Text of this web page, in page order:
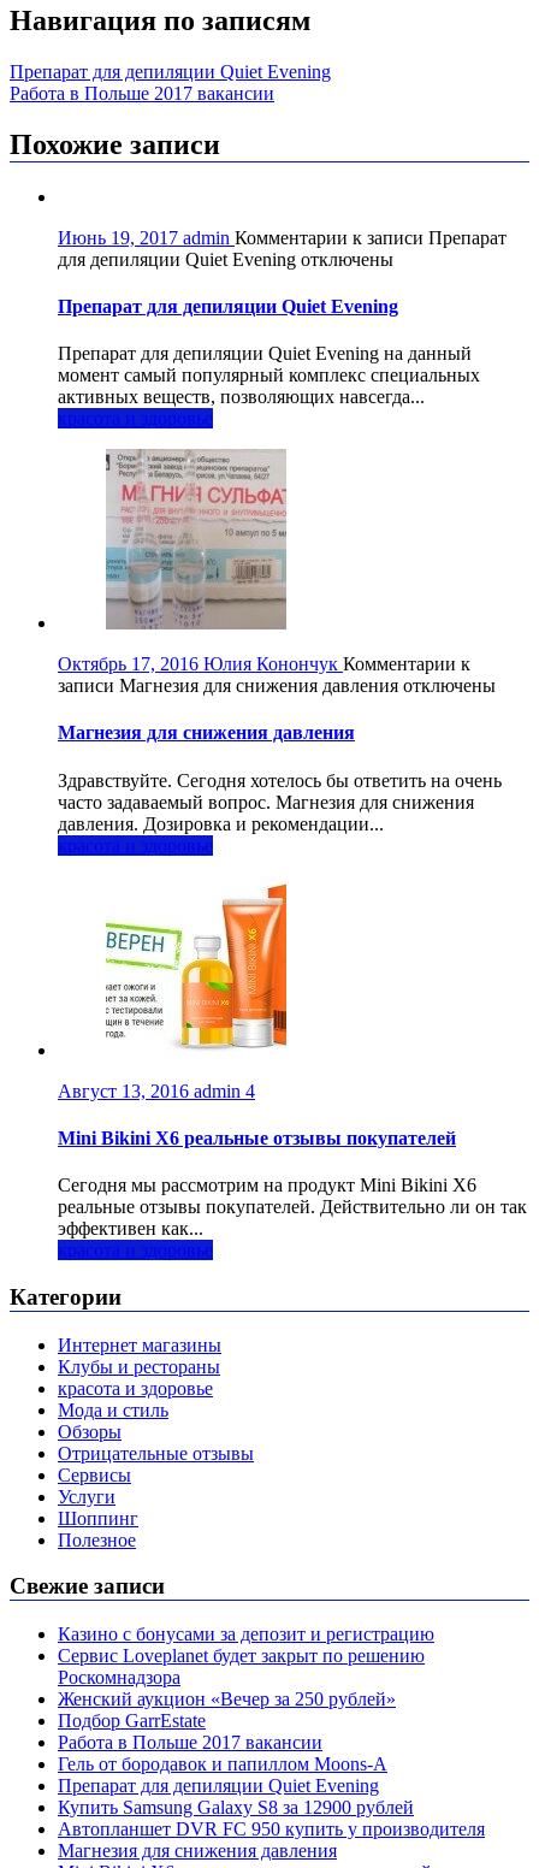
Навигация по записям
Препарат для депиляции Quiet Evening
Работа в Польше 2017 вакансии
Похожие записи
Июнь 19, 2017 admin Комментарии к записи Препарат
для депиляции Quiet Evening отключены
Препарат для депиляции Quiet Evening
Препарат для депиляции Quiet Evening на данный
момент самый популярный комплекс специальных
активных веществ, позволяющих навсегда...
красота и здоровье
Октябрь 17, 2016 Юлия Конончук Комментарии к
записи Магнезия для снижения давления отключены
Магнезия для снижения давления
Здравствуйте. Сегодня хотелось бы ответить на очень
часто задаваемый вопрос. Магнезия для снижения
давления. Дозировка и рекомендации...
красота и здоровье
Август 13, 2016 admin 4
Mini Bikini X6 реальные отзывы покупателей
Сегодня мы рассмотрим на продукт Mini Bikini X6
реальные отзывы покупателей. Действительно ли он так
эффективен как...
красота и здоровье
Категории
Интернет магазины
Клубы и рестораны
красота и здоровье
Мода и стиль
Обзоры
Отрицательные отзывы
Сервисы
Услуги
Шоппинг
Полезное
Свежие записи
Казино с бонусами за депозит и регистрацию
Сервис Loveplanet будет закрыт по решению
Роскомнадзора
Женский аукцион «Вечер за 250 рублей»
Подбор GarrEstate
Работа в Польше 2017 вакансии
Гель от бородавок и папиллом Moons-A
Препарат для депиляции Quiet Evening
Купить Samsung Galaxy S8 за 12900 рублей
Автопланшет DVR FC 950 купить у производителя
Магнезия для снижения давления